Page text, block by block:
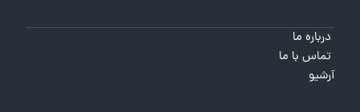
درباره ما
تماس با ما
آرشیو